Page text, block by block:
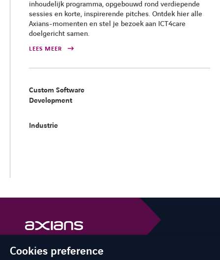
inhoudelijk programma, opgebouwd rond verdiepende
sessies en korte, inspirerende pitches. Ontdek hier alle
Axians-momenten en stel je bezoek aan ICT4care
doelgericht samen.
LEES MEER
Custom Software
Development
Industrie
Cookies preference